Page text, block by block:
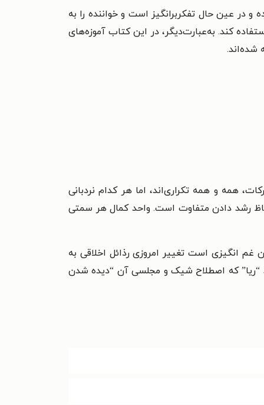
در عین حال تفکربرانگيز است و خواننده را به
کند. به‌عبارت‌ديگر، در اين کتاب آموزه‌های
شده‌اند.
همه و همه تکراری‌اند، اما هر کدام نردبانی
رشد دادن متفاوت است. واحد کمال هر سمتی
انگیزی است تغییر امروزی رذائل اخلاقی به
“ریا” که اصطلاح شیک و مجلسی آن “دیده شدن